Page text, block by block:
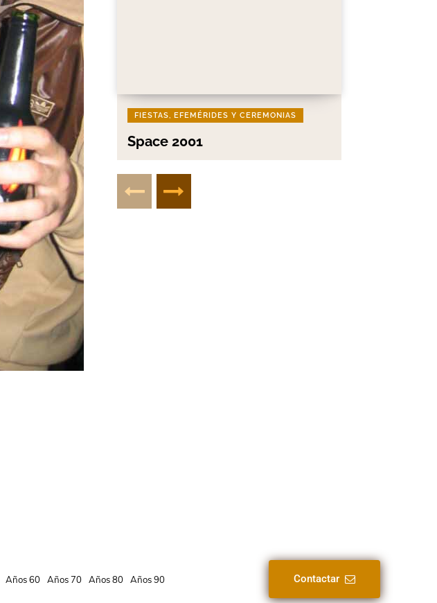
FIESTAS, EFEMÉRIDES Y CEREMONIAS
Space 2001
Años 60 Años 70 Años 80 Años 90 Contactar